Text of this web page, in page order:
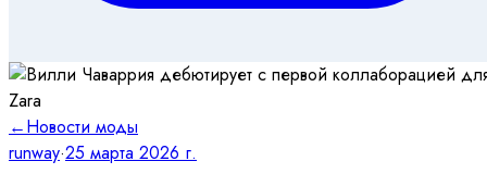
←Новости моды
runway·25 марта 2026 г.